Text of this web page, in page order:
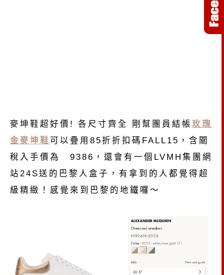
麥坤鞋超好價! 各尺寸齊全 剛幫團員結帳 玫瑰
金麥坤鞋 可以疊用85折折扣碼FALL15，含關
稅入手價為 9386，還會有一個LVMH集團網
站24S送的巴黎人盒子，有拿到的人都覺得超
級精緻！感覺來到巴黎的地鐵囉～